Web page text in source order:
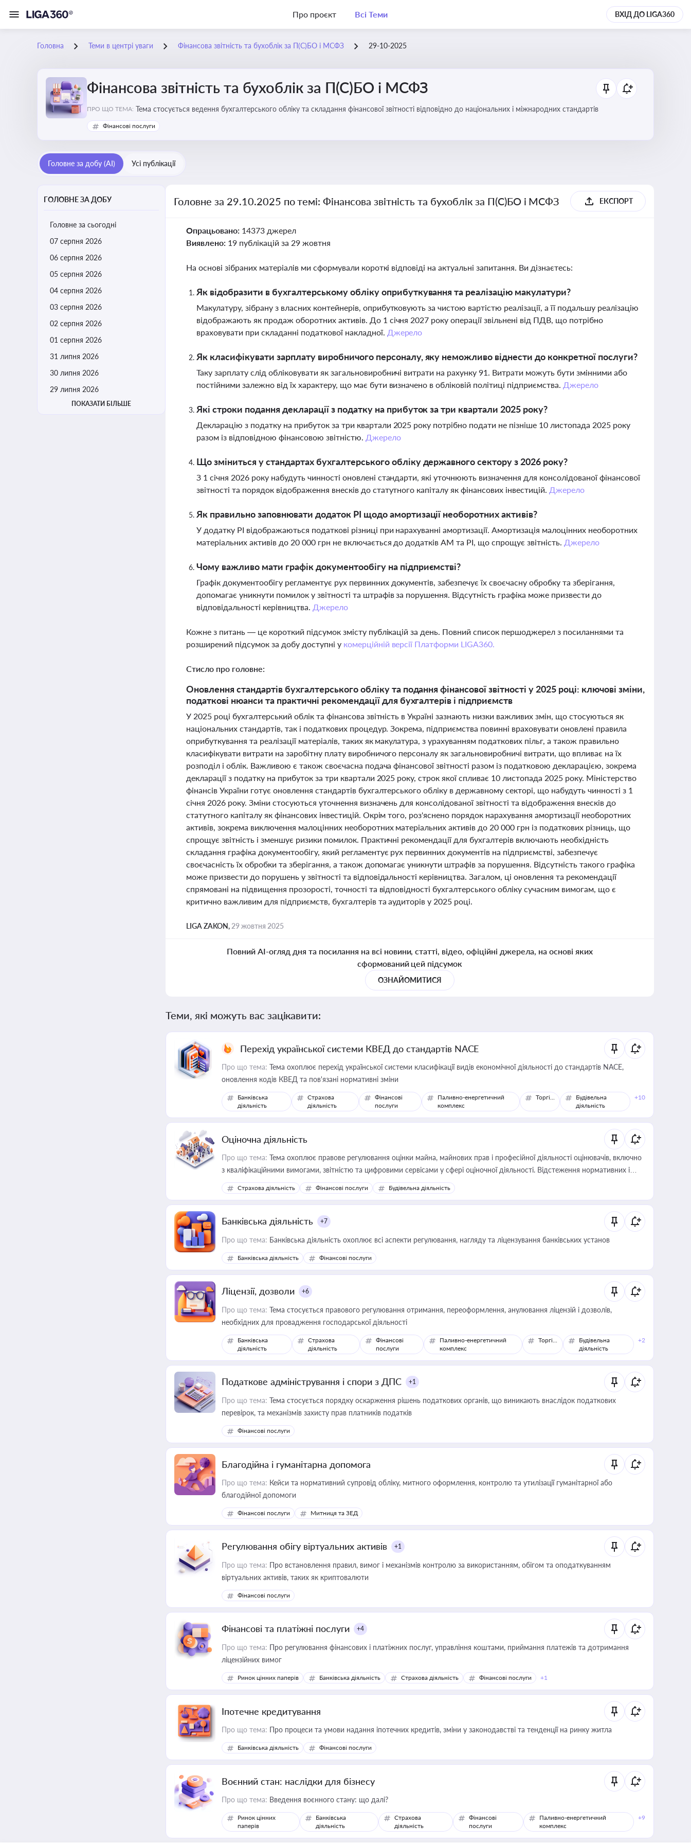
Про проєкт Всі Теми ВХІД ДО LIGA360
Головна Теми в центрі уваги Фінансова звітність та бухоблік за П(С)БО і МСФЗ 29-10-2025
Фінансова звітність та бухоблік за П(С)БО і МСФЗ
ПРО ЩО ТЕМА: Тема стосується ведення бухгалтерського обліку та складання фінансової звітності відповідно до національних і міжнародних стандартів
Фінансові послуги
Головне за добу (AI) Усі публікації
ГОЛОВНЕ ЗА ДОБУ
Головне за сьогодні
07 серпня 2026
06 серпня 2026
05 серпня 2026
04 серпня 2026
03 серпня 2026
02 серпня 2026
01 серпня 2026
31 липня 2026
30 липня 2026
29 липня 2026
ПОКАЗАТИ БІЛЬШЕ
Головне за 29.10.2025 по темі: Фінансова звітність та бухоблік за П(С)БО і МСФЗ ЕКСПОРТ
Опрацьовано: 14373 джерел
Виявлено: 19 публікацій за 29 жовтня
На основі зібраних матеріалів ми сформували короткі відповіді на актуальні запитання. Ви дізнаєтесь:
Як відобразити в бухгалтерському обліку оприбуткування та реалізацію макулатури?
Макулатуру, зібрану з власних контейнерів, оприбутковують за чистою вартістю реалізації, а її подальшу реалізацію
відображають як продаж оборотних активів. До 1 січня 2027 року операції звільнені від ПДВ, що потрібно
враховувати при складанні податкової накладної. Джерело
Як класифікувати зарплату виробничого персоналу, яку неможливо віднести до конкретної послуги?
Таку зарплату слід обліковувати як загальновиробничі витрати на рахунку 91. Витрати можуть бути змінними або
постійними залежно від їх характеру, що має бути визначено в обліковій політиці підприємства. Джерело
Які строки подання декларації з податку на прибуток за три квартали 2025 року?
Декларацію з податку на прибуток за три квартали 2025 року потрібно подати не пізніше 10 листопада 2025 року
разом із відповідною фінансовою звітністю. Джерело
Що зміниться у стандартах бухгалтерського обліку державного сектору з 2026 року?
З 1 січня 2026 року набудуть чинності оновлені стандарти, які уточнюють визначення для консолідованої фінансової
звітності та порядок відображення внесків до статутного капіталу як фінансових інвестицій. Джерело
Як правильно заповнювати додаток РІ щодо амортизації необоротних активів?
У додатку РІ відображаються податкові різниці при нарахуванні амортизації. Амортизація малоцінних необоротних
матеріальних активів до 20 000 грн не включається до додатків АМ та РІ, що спрощує звітність. Джерело
Чому важливо мати графік документообігу на підприємстві?
Графік документообігу регламентує рух первинних документів, забезпечує їх своєчасну обробку та зберігання,
допомагає уникнути помилок у звітності та штрафів за порушення. Відсутність графіка може призвести до
відповідальності керівництва. Джерело
Кожне з питань — це короткий підсумок змісту публікацій за день. Повний список першоджерел з посиланнями та
розширений підсумок за добу доступні у комерційній версії Платформи LIGA360.
Стисло про головне:
Оновлення стандартів бухгалтерського обліку та подання фінансової звітності у 2025 році: ключові зміни,
податкові нюанси та практичні рекомендації для бухгалтерів і підприємств
У 2025 році бухгалтерський облік та фінансова звітність в Україні зазнають низки важливих змін, що стосуються як
національних стандартів, так і податкових процедур. Зокрема, підприємства повинні враховувати оновлені правила
оприбуткування та реалізації матеріалів, таких як макулатура, з урахуванням податкових пільг, а також правильно
класифікувати витрати на заробітну плату виробничого персоналу як загальновиробничі витрати, що впливає на їх
розподіл і облік. Важливою є також своєчасна подача фінансової звітності разом із податковою декларацією, зокрема
декларації з податку на прибуток за три квартали 2025 року, строк якої спливає 10 листопада 2025 року. Міністерство
фінансів України готує оновлення стандартів бухгалтерського обліку в державному секторі, що набудуть чинності з 1
січня 2026 року. Зміни стосуються уточнення визначень для консолідованої звітності та відображення внесків до
статутного капіталу як фінансових інвестицій. Окрім того, роз'яснено порядок нарахування амортизації необоротних
активів, зокрема виключення малоцінних необоротних матеріальних активів до 20 000 грн із податкових різниць, що
спрощує звітність і зменшує ризики помилок. Практичні рекомендації для бухгалтерів включають необхідність
складання графіка документообігу, який регламентує рух первинних документів на підприємстві, забезпечує
своєчасність їх обробки та зберігання, а також допомагає уникнути штрафів за порушення. Відсутність такого графіка
може призвести до порушень у звітності та відповідальності керівництва. Загалом, ці оновлення та рекомендації
спрямовані на підвищення прозорості, точності та відповідності бухгалтерського обліку сучасним вимогам, що є
критично важливим для підприємств, бухгалтерів та аудиторів у 2025 році.
LIGA ZAKON, 29 жовтня 2025
Повний AI-огляд дня та посилання на всі новини, статті, відео, офіційні джерела, на основі яких
сформований цей підсумок
ОЗНАЙОМИТИСЯ
Теми, які можуть вас зацікавити:
Перехід української системи КВЕД до стандартів NACE
Про що тема: Тема охоплює перехід української системи класифікації видів економічної діяльності до стандартів NACE,
оновлення кодів КВЕД та пов'язані нормативні зміни
Банківська
діяльність
Страхова
діяльність
Фінансові
послуги
Паливно-енергетичний
комплекс
Торгівля
Будівельна
діяльність
+10
Оціночна діяльність
Про що тема: Тема охоплює правове регулювання оцінки майна, майнових прав і професійної діяльності оцінювачів, включно
з кваліфікаційними вимогами, звітністю та цифровими сервісами у сфері оціночної діяльності. Відстеження нормативних і
медійних змін у цій сфері корисне для власника бізнесу, керівника, юриста або бухгалтера під час оподаткування,
приватизації, оренди державного майна, корпоративних угод і перевірки статусу суб'єктів оціночної діяльності
Страхова діяльність Фінансові послуги Будівельна діяльність
Банківська діяльність +7
Про що тема: Банківська діяльність охоплює всі аспекти регулювання, нагляду та ліцензування банківських установ
Банківська діяльність Фінансові послуги
Ліцензії, дозволи +6
Про що тема: Тема стосується правового регулювання отримання, переоформлення, анулювання ліцензій і дозволів,
необхідних для провадження господарської діяльності
Банківська
діяльність
Страхова
діяльність
Фінансові
послуги
Паливно-енергетичний
комплекс
Торгівля
Будівельна
діяльність
+2
Податкове адміністрування і спори з ДПС +1
Про що тема: Тема стосується порядку оскарження рішень податкових органів, що виникають внаслідок податкових
перевірок, та механізмів захисту прав платників податків
Фінансові послуги
Благодійна і гуманітарна допомога
Про що тема: Кейси та нормативний супровід обліку, митного оформлення, контролю та утилізації гуманітарної або
благодійної допомоги
Фінансові послуги Митниця та ЗЕД
Регулювання обігу віртуальних активів +1
Про що тема: Про встановлення правил, вимог і механізмів контролю за використанням, обігом та оподаткуванням
віртуальних активів, таких як криптовалюти
Фінансові послуги
Фінансові та платіжні послуги +4
Про що тема: Про регулювання фінансових і платіжних послуг, управління коштами, приймання платежів та дотримання
ліцензійних вимог
Ринок цінних паперів Банківська діяльність Страхова діяльність Фінансові послуги +1
Іпотечне кредитування
Про що тема: Про процеси та умови надання іпотечних кредитів, зміни у законодавстві та тенденції на ринку житла
Банківська діяльність Фінансові послуги
Воєнний стан: наслідки для бізнесу
Про що тема: Введення воєнного стану: що далі?
Ринок цінних
паперів
Банківська
діяльність
Страхова
діяльність
Фінансові
послуги
Паливно-енергетичний
комплекс
+9